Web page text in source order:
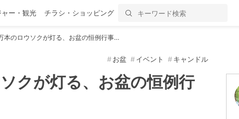
ャー・観光 チラシ・ショッピング
本のロウソクが灯る、お盆の恒例行事…
お盆 イベント キャンドル
クが灯る、お盆の恒例行